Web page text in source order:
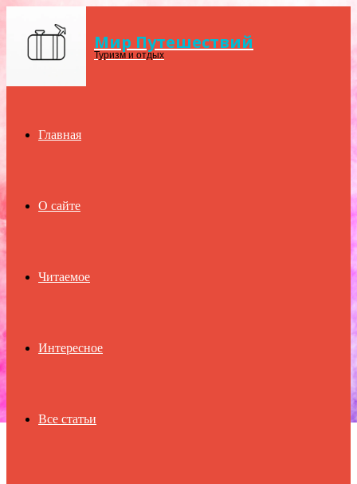
Menu Мир Путешествий
Туризм и отдых
Главная
О сайте
Читаемое
Интересное
Все статьи